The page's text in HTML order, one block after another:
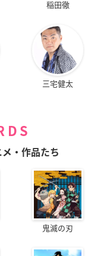
稲田徹
三宅健太
・作品たち
鬼滅の刃